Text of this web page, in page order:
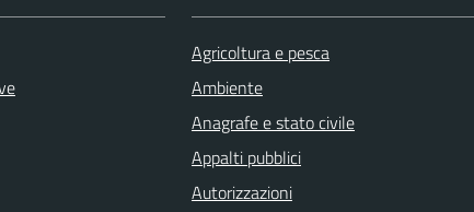
Agricoltura e pesca
Ambiente
Anagrafe e stato civile
Appalti pubblici
Autorizzazioni